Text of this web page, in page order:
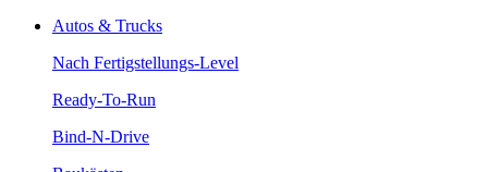
Autos & Trucks
Nach Fertigstellungs-Level
Ready-To-Run
Bind-N-Drive